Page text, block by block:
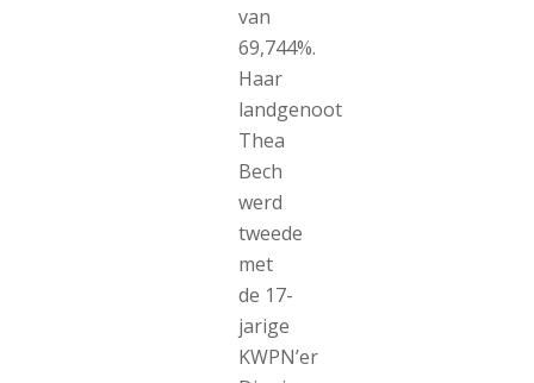
van
69,744%.
Haar
landgenoot
Thea
Bech
werd
tweede
met
de 17-
jarige
KWPN’er